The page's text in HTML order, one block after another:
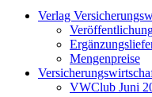
Verlag
Mengenpreise
VWClub Juni